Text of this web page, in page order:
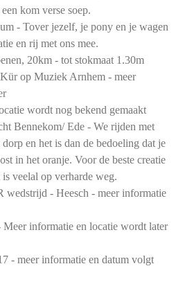
kom verse soep.
- Tover jezelf, je pony en je wagen
en rij met ons mee.
20km - tot stokmaat 1.30m
op Muziek Arnhem - meer
wordt nog bekend gemaakt
Bennekom/ Ede - We rijden met
en het is dan de bedoeling dat je
in het oranje. Voor de beste creatie
veelal op verharde weg.
wedstrijd - Heesch - meer informatie
informatie en locatie wordt later
- meer informatie en datum volgt